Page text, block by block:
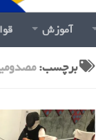
آموزش
برچسب: